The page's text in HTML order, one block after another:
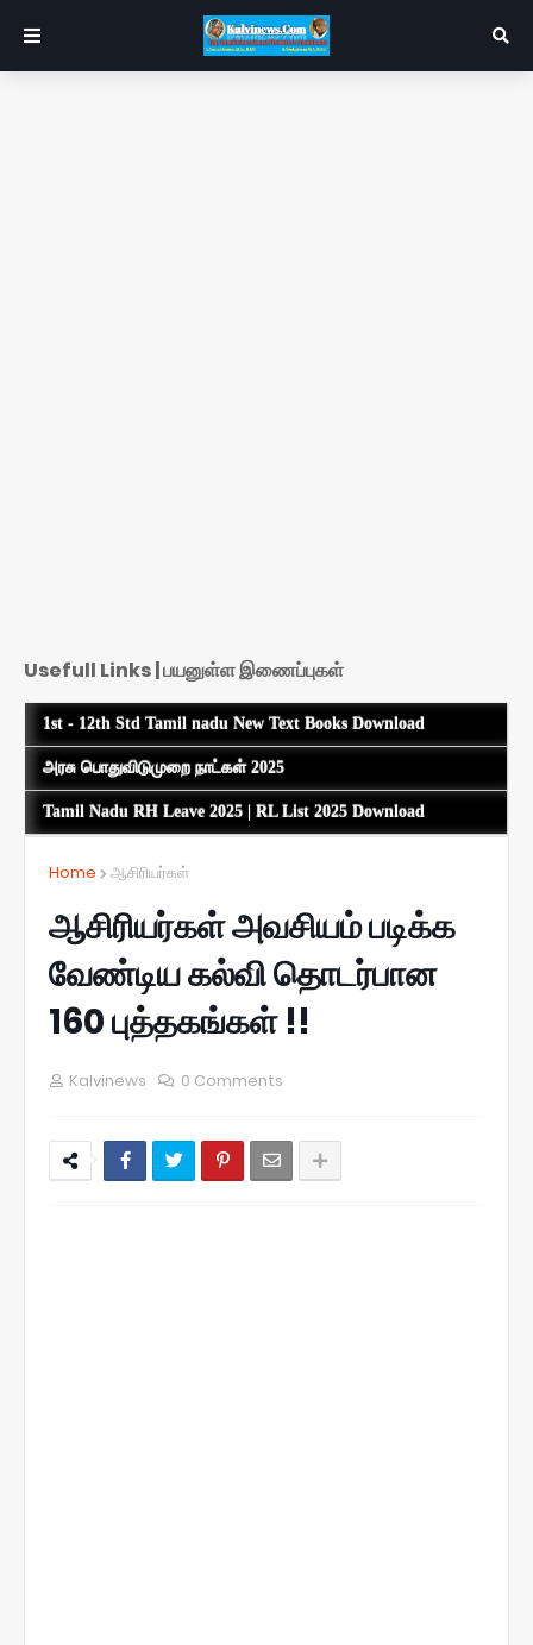
Usefull Links | பயனுள்ள இணைப்புகள்
1st - 12th Std Tamil nadu New Text Books Download
அரசு பொதுவிடுமுறை நாட்கள் 2025
Tamil Nadu RH Leave 2025 | RL List 2025 Download
Home ஆசிரியர்கள்
ஆசிரியர்கள் அவசியம் படிக்க
வேண்டிய கல்வி தொடர்பான
160 புத்தகங்கள் !!
Kalvinews 0 Comments